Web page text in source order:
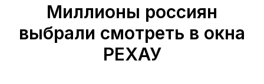
Миллионы россиян
выбрали смотреть в окна
РЕХАУ